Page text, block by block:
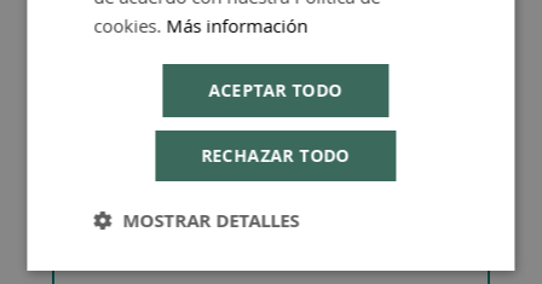
cookies. Más información
ACEPTAR TODO
RECHAZAR TODO
MOSTRAR DETALLES